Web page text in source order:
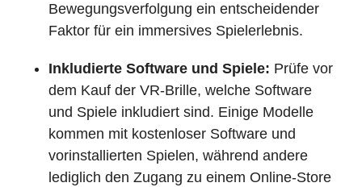
Bewegungsverfolgung ein entscheidender
Faktor für ein immersives Spielerlebnis.
Inkludierte Software und Spiele: Prüfe vor
dem Kauf der VR-Brille, welche Software
und Spiele inkludiert sind. Einige Modelle
kommen mit kostenloser Software und
vorinstallierten Spielen, während andere
lediglich den Zugang zu einem Online-Store